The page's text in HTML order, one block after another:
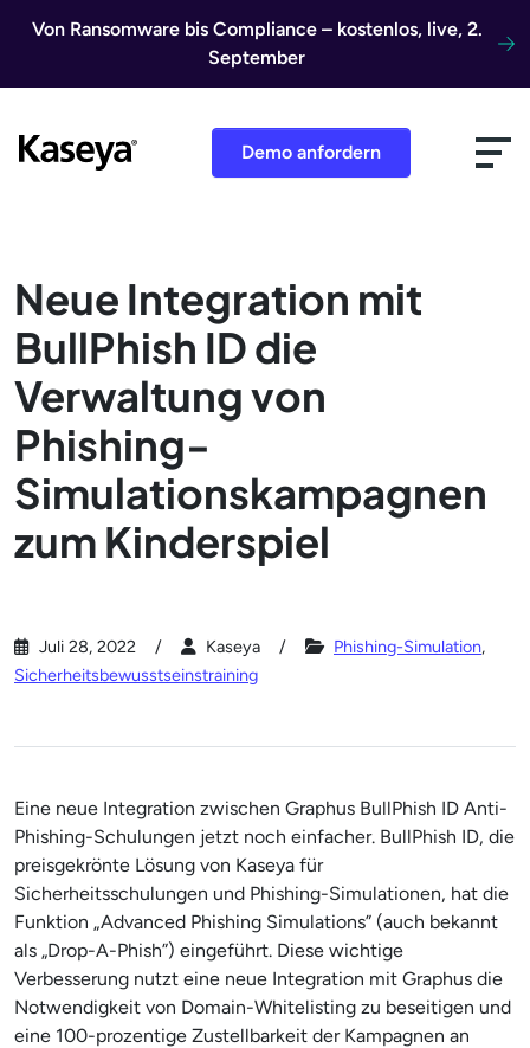
Von Ransomware bis Compliance – kostenlos, live, 2.
September
Demo anfordern
Neue Integration mit
BullPhish ID die
Verwaltung von
Phishing-
Simulationskampagnen
zum Kinderspiel
Juli 28, 2022 Kaseya Phishing-Simulation,
Sicherheitsbewusstseinstraining
Eine neue Integration zwischen Graphus BullPhish ID Anti-
Phishing-Schulungen jetzt noch einfacher. BullPhish ID, die
preisgekrönte Lösung von Kaseya für
Sicherheitsschulungen und Phishing-Simulationen, hat die
Funktion „Advanced Phishing Simulations” (auch bekannt
als „Drop-A-Phish”) eingeführt. Diese wichtige
Verbesserung nutzt eine neue Integration mit Graphus die
Notwendigkeit von Domain-Whitelisting zu beseitigen und
eine 100-prozentige Zustellbarkeit der Kampagnen an